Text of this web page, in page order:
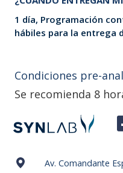
1 día, Programación
hábiles para la entrega
Condiciones pre-
Se recomienda 8
Av. Comandante